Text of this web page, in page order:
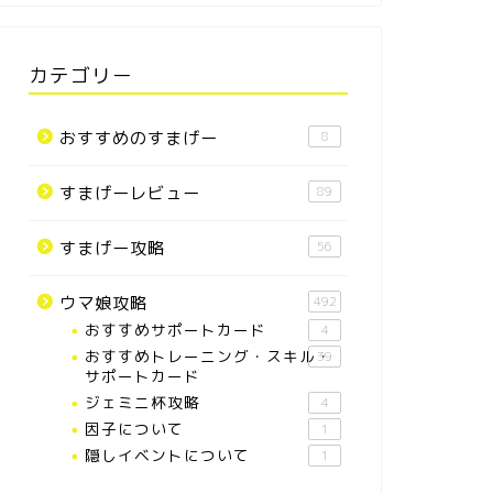
カテゴリー
おすすめのすまげー 8
すまげーレビュー 89
すまげー攻略 56
ウマ娘攻略 492
おすすめサポートカード 4
おすすめトレーニング・スキル・
サポートカード
39
ジェミニ杯攻略 4
因子について 1
隠しイベントについて 1